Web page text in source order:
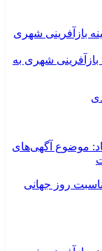
شهری به
موضوع آگهی‌های
روز جهانی